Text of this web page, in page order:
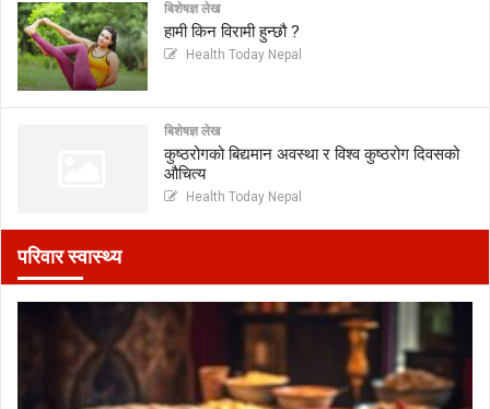
बिशेषज्ञ लेख
हामी किन विरामी हुन्छौ ?
Health Today Nepal
बिशेषज्ञ लेख
कुष्ठरोगको बिद्यमान अवस्था र विश्व कुष्ठरोग दिवसको
औचित्य
Health Today Nepal
परिवार स्वास्थ्य